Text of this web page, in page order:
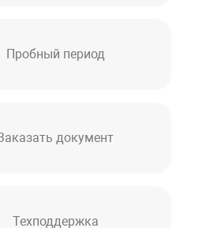
Пробный период
документ
Техподдержка